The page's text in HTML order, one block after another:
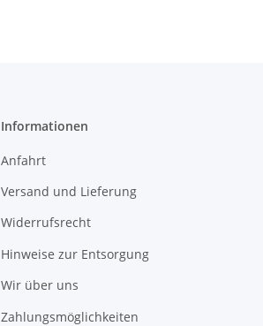
Informationen
Anfahrt
Versand und Lieferung
Widerrufsrecht
Hinweise zur Entsorgung
Wir über uns
Zahlungsmöglichkeiten